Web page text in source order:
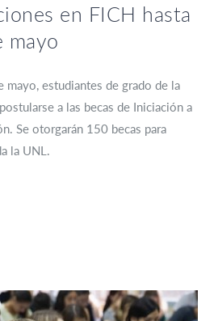
en FICH hasta
mayo
mayo, estudiantes de grado de la
a las becas de Iniciación a
Se otorgarán 150 becas para
la UNL.